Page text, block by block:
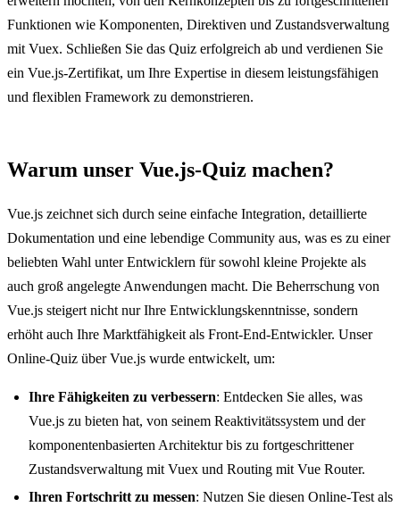
Funktionen wie Komponenten, Direktiven und Zustandsverwaltung
mit Vuex. Schließen Sie das Quiz erfolgreich ab und verdienen Sie
ein Vue.js-Zertifikat, um Ihre Expertise in diesem leistungsfähigen
und flexiblen Framework zu demonstrieren.
Warum unser Vue.js-Quiz machen?
Vue.js zeichnet sich durch seine einfache Integration, detaillierte
Dokumentation und eine lebendige Community aus, was es zu einer
beliebten Wahl unter Entwicklern für sowohl kleine Projekte als
auch groß angelegte Anwendungen macht. Die Beherrschung von
Vue.js steigert nicht nur Ihre Entwicklungskenntnisse, sondern
erhöht auch Ihre Marktfähigkeit als Front-End-Entwickler. Unser
Online-Quiz über Vue.js wurde entwickelt, um:
Ihre Fähigkeiten zu verbessern: Entdecken Sie alles, was
Vue.js zu bieten hat, von seinem Reaktivitätssystem und der
komponentenbasierten Architektur bis zu fortgeschrittener
Zustandsverwaltung mit Vuex und Routing mit Vue Router.
Ihren Fortschritt zu messen: Nutzen Sie diesen Online-Test als